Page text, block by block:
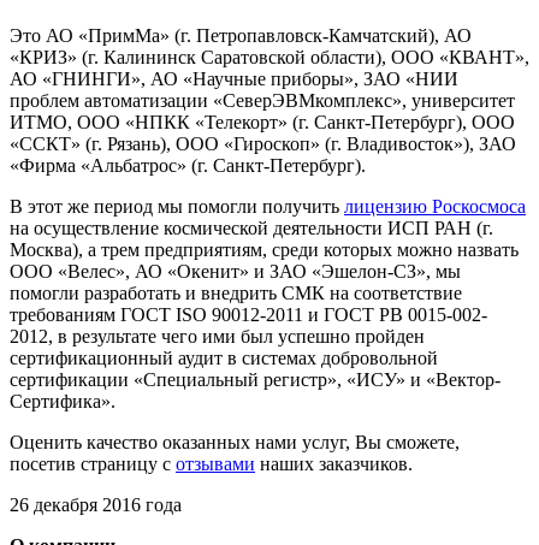
Это АО «ПримМа» (г. Петропавловск-Камчатский), АО
«КРИЗ» (г. Калининск Саратовской области), ООО «КВАНТ»,
АО «ГНИНГИ», АО «Научные приборы», ЗАО «НИИ
проблем автоматизации «СеверЭВМкомплекс», университет
ИТМО, ООО «НПКК «Телекорт» (г. Санкт-Петербург), ООО
«ССКТ» (г. Рязань), ООО «Гироскоп» (г. Владивосток»), ЗАО
«Фирма «Альбатрос» (г. Санкт-Петербург).
В этот же период мы помогли получить лицензию Роскосмоса
на осуществление космической деятельности ИСП РАН (г.
Москва), а трем предприятиям, среди которых можно назвать
ООО «Велес», АО «Окенит» и ЗАО «Эшелон-СЗ», мы
помогли разработать и внедрить СМК на соответствие
требованиям ГОСТ ISO 90012-2011 и ГОСТ РВ 0015-002-
2012, в результате чего ими был успешно пройден
сертификационный аудит в системах добровольной
сертификации «Специальный регистр», «ИСУ» и «Вектор-
Сертифика».
Оценить качество оказанных нами услуг, Вы сможете,
посетив страницу с отзывами наших заказчиков.
26 декабря 2016 года